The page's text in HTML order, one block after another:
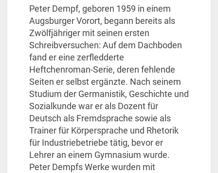
Peter Dempf, geboren 1959 in einem
Augsburger Vorort, begann bereits als
Zwölfjähriger mit seinen ersten
Schreibversuchen: Auf dem Dachboden
fand er eine zerfledderte
Heftchenroman-Serie, deren fehlende
Seiten er selbst ergänzte. Nach seinem
Studium der Germanistik, Geschichte und
Sozialkunde war er als Dozent für
Deutsch als Fremdsprache sowie als
Trainer für Körpersprache und Rhetorik
für Industriebetriebe tätig, bevor er
Lehrer an einem Gymnasium wurde.
Peter Dempfs Werke wurden mit